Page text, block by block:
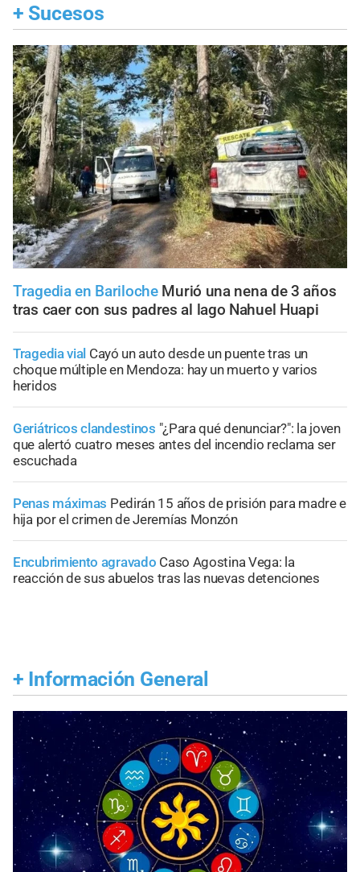
+ Sucesos
Tragedia en Bariloche Murió una nena de 3 años
tras caer con sus padres al lago Nahuel Huapi
Tragedia vial Cayó un auto desde un puente tras un
choque múltiple en Mendoza: hay un muerto y varios
heridos
Geriátricos clandestinos "¿Para qué denunciar?": la joven
que alertó cuatro meses antes del incendio reclama ser
escuchada
Penas máximas Pedirán 15 años de prisión para madre e
hija por el crimen de Jeremías Monzón
Encubrimiento agravado Caso Agostina Vega: la
reacción de sus abuelos tras las nuevas detenciones
+ Información General